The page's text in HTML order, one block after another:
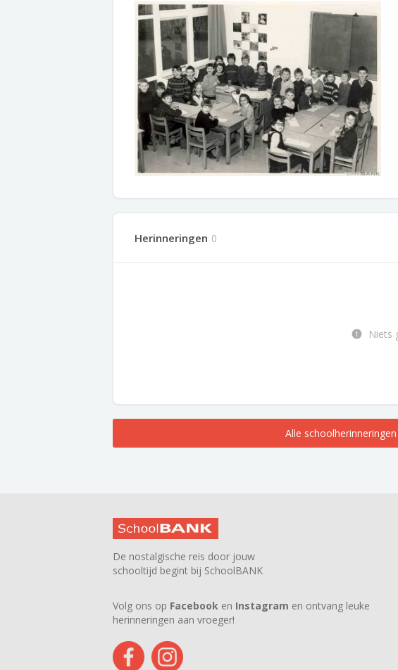
Herinneringen 0
Niets
Alle
De nostalgische reis door jouw
schooltijd begint bij SchoolBANK
Volg ons op Facebook en Instagram en ontvang leuke
herinneringen aan vroeger!